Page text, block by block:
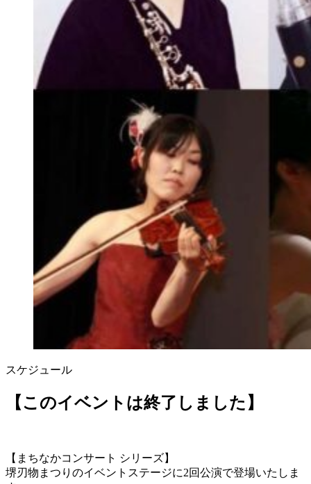
スケジュール
【このイベントは終了しました】
【まちなかコンサート シリーズ】
堺刃物まつりのイベントステージに2回公演で登場いたしま